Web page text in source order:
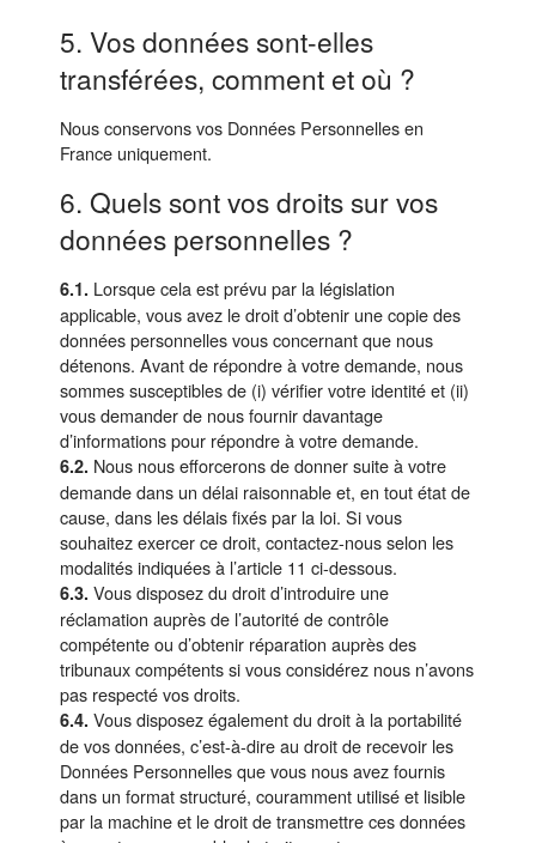
5. Vos données sont-elles
transférées, comment et où ?
Nous conservons vos Données Personnelles en
France uniquement.
6. Quels sont vos droits sur vos
données personnelles ?
6.1. Lorsque cela est prévu par la législation
applicable, vous avez le droit d’obtenir une copie des
données personnelles vous concernant que nous
détenons. Avant de répondre à votre demande, nous
sommes susceptibles de (i) vérifier votre identité et (ii)
vous demander de nous fournir davantage
d’informations pour répondre à votre demande.
6.2. Nous nous efforcerons de donner suite à votre
demande dans un délai raisonnable et, en tout état de
cause, dans les délais fixés par la loi. Si vous
souhaitez exercer ce droit, contactez-nous selon les
modalités indiquées à l’article 11 ci-dessous.
6.3. Vous disposez du droit d’introduire une
réclamation auprès de l’autorité de contrôle
compétente ou d’obtenir réparation auprès des
tribunaux compétents si vous considérez nous n’avons
pas respecté vos droits.
6.4. Vous disposez également du droit à la portabilité
de vos données, c’est-à-dire au droit de recevoir les
Données Personnelles que vous nous avez fournis
dans un format structuré, couramment utilisé et lisible
par la machine et le droit de transmettre ces données